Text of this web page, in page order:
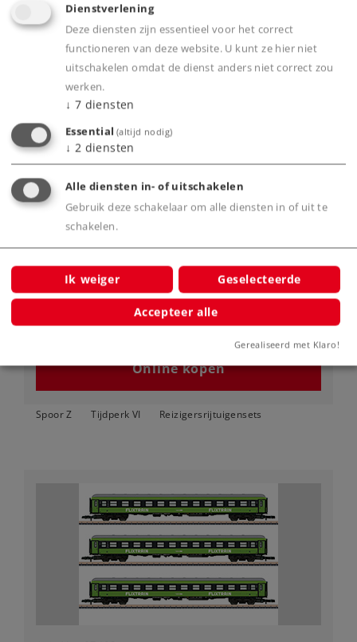
Spoor Z Tijdperk VI
Art.-No. 87307
Set Dubbeldeksrijtuigen 2e klas 'Touristik'
159,00 €
Leverbaar vanaf fabriek.
Online kopen
Spoor Z Tijdperk VI Reizigersrijtuigensets
Dienstverlening
Deze diensten zijn essentieel voor het correct
functioneren van deze website. U kunt ze hier niet
uitschakelen omdat de dienst anders niet correct zou
werken.
↓ 7 diensten
Essential (altijd nodig)
↓ 2 diensten
Alle diensten in- of uitschakelen
Gebruik deze schakelaar om alle diensten in of uit te
schakelen.
Ik weiger Geselecteerde
Accepteer alle
Gerealiseerd met Klaro!